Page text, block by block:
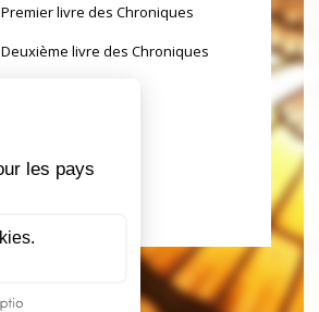
Premier livre des Chroniques
Deuxième livre des Chroniques
Livre de Tobie
Livre d'Esther
Premier Livre des Martyrs d'Israël